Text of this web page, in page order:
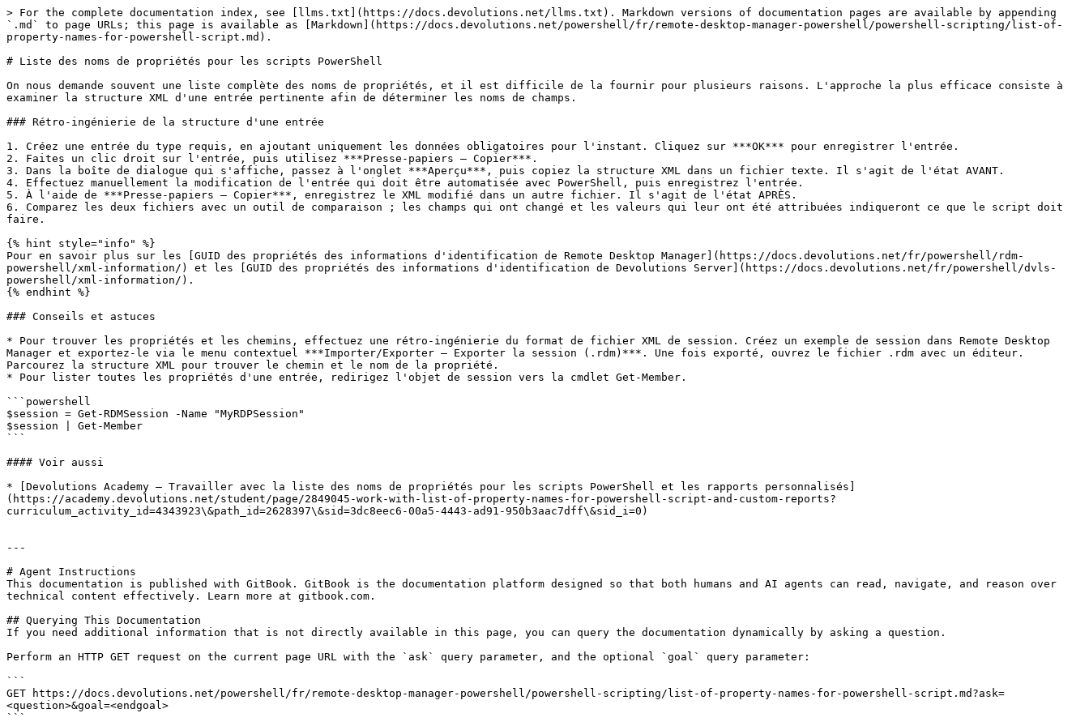
> For the complete documentation index, see [llms.txt](https://docs.devolutions.net/llms.txt). Markdown versions of documentation pages are available by appending
`.md` to page URLs; this page is available as [Markdown](https://docs.devolutions.net/powershell/fr/remote-desktop-manager-powershell/powershell-scripting/list-of-
property-names-for-powershell-script.md).
# Liste des noms de propriétés pour les scripts PowerShell
On nous demande souvent une liste complète des noms de propriétés, et il est difficile de la fournir pour plusieurs raisons. L'approche la plus efficace consiste à
examiner la structure XML d'une entrée pertinente afin de déterminer les noms de champs.
### Rétro-ingénierie de la structure d'une entrée
1. Créez une entrée du type requis, en ajoutant uniquement les données obligatoires pour l'instant. Cliquez sur ***OK*** pour enregistrer l'entrée.
2. Faites un clic droit sur l'entrée, puis utilisez ***Presse-papiers – Copier***.
3. Dans la boîte de dialogue qui s'affiche, passez à l'onglet ***Aperçu***, puis copiez la structure XML dans un fichier texte. Il s'agit de l'état AVANT.
4. Effectuez manuellement la modification de l'entrée qui doit être automatisée avec PowerShell, puis enregistrez l'entrée.
5. À l'aide de ***Presse-papiers – Copier***, enregistrez le XML modifié dans un autre fichier. Il s'agit de l'état APRÈS.
6. Comparez les deux fichiers avec un outil de comparaison ; les champs qui ont changé et les valeurs qui leur ont été attribuées indiqueront ce que le script doit
faire.
{% hint style="info" %}
Pour en savoir plus sur les [GUID des propriétés des informations d'identification de Remote Desktop Manager](https://docs.devolutions.net/fr/powershell/rdm-
powershell/xml-information/) et les [GUID des propriétés des informations d'identification de Devolutions Server](https://docs.devolutions.net/fr/powershell/dvls-
powershell/xml-information/).
{% endhint %}
### Conseils et astuces
* Pour trouver les propriétés et les chemins, effectuez une rétro-ingénierie du format de fichier XML de session. Créez un exemple de session dans Remote Desktop
Manager et exportez-le via le menu contextuel ***Importer/Exporter – Exporter la session (.rdm)***. Une fois exporté, ouvrez le fichier .rdm avec un éditeur.
Parcourez la structure XML pour trouver le chemin et le nom de la propriété.
* Pour lister toutes les propriétés d'une entrée, redirigez l'objet de session vers la cmdlet Get-Member.
```powershell
$session = Get-RDMSession -Name "MyRDPSession"
$session | Get-Member
```
#### Voir aussi
* [Devolutions Academy – Travailler avec la liste des noms de propriétés pour les scripts PowerShell et les rapports personnalisés]
(https://academy.devolutions.net/student/page/2849045-work-with-list-of-property-names-for-powershell-script-and-custom-reports?
curriculum_activity_id=4343923\&path_id=2628397\&sid=3dc8eec6-00a5-4443-ad91-950b3aac7dff\&sid_i=0)
---
# Agent Instructions
This documentation is published with GitBook. GitBook is the documentation platform designed so that both humans and AI agents can read, navigate, and reason over
technical content effectively. Learn more at gitbook.com.
## Querying This Documentation
If you need additional information that is not directly available in this page, you can query the documentation dynamically by asking a question.
Perform an HTTP GET request on the current page URL with the `ask` query parameter, and the optional `goal` query parameter:
```
GET https://docs.devolutions.net/powershell/fr/remote-desktop-manager-powershell/powershell-scripting/list-of-property-names-for-powershell-script.md?ask=
<question>&goal=<endgoal>
```